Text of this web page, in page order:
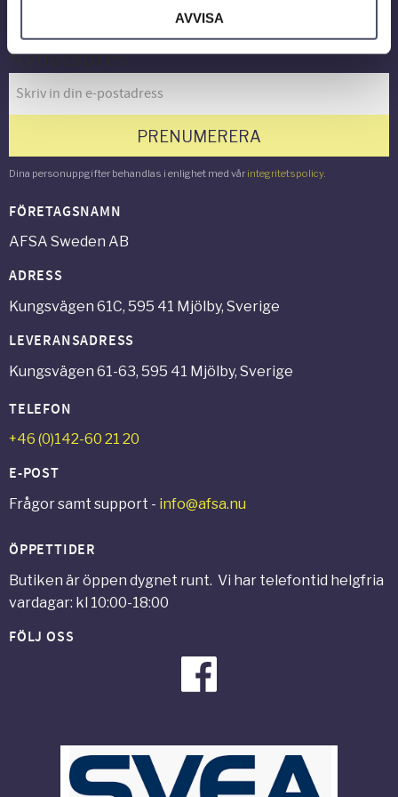
AVVISA
Nyhetsbrev
PRENUMERERA
Dina personuppgifter behandlas i enlighet med vår integritetspolicy.
FÖRETAGSNAMN
AFSA Sweden AB
ADRESS
Kungsvägen 61C, 595 41 Mjölby, Sverige
LEVERANSADRESS
Kungsvägen 61-63, 595 41 Mjölby, Sverige
TELEFON
+46 (0)142-60 21 20
E-POST
Frågor samt support - info@afsa.nu
ÖPPETTIDER
Butiken är öppen dygnet runt. Vi har telefontid helgfria
vardagar: kl 10:00-18:00
FÖLJ OSS